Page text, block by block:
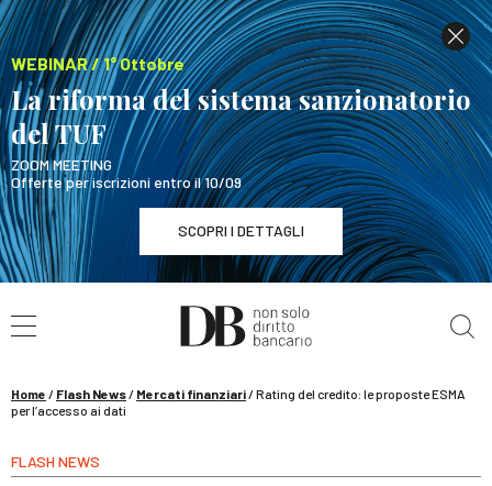
WEBINAR / 1° Ottobre
La riforma del sistema sanzionatorio
del TUF
ZOOM MEETING
Offerte per iscrizioni entro il 10/09
SCOPRI I DETTAGLI
WEBINAR / 1° Ottobre
La riforma del sistema sanzionatorio del TUF
Home / Flash News/ Mercati finanziari/Rating del credito: le proposte ESMA
per l’accesso ai dati
FLASH NEWS